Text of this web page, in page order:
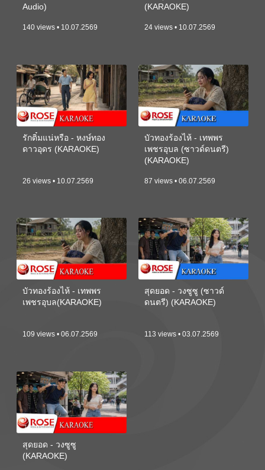
Audio)
140 views • 10.07.2569
(KARAOKE)
24 views • 10.07.2569
รักติ๋มแน่หรือ - หงษ์ทอง
ดาวอุดร (KARAOKE)
26 views • 10.07.2569
บัวทองร้องไห้ - เทพพร
เพชรอุบล (ซาวด์ดนตรี)
(KARAOKE)
87 views • 06.07.2569
บัวทองร้องไห้ - เทพพร
เพชรอุบล(KARAOKE)
109 views • 06.07.2569
สุดยอด - วงซูซู (ซาวด์
ดนตรี) (KARAOKE)
113 views • 03.07.2569
สุดยอด - วงซูซู
(KARAOKE)